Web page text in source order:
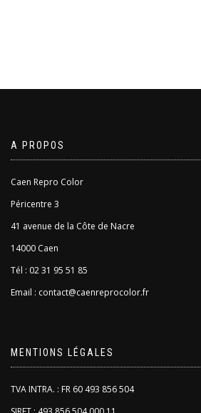
A PROPOS
Caen Repro Color
Péricentre 3
41 avenue de la Côte de Nacre
14000 Caen
Tél : 02 31 95 51 85
Email : contact@caenreprocolor.fr
MENTIONS LÉGALES
TVA INTRA. : FR 60 493 856 504